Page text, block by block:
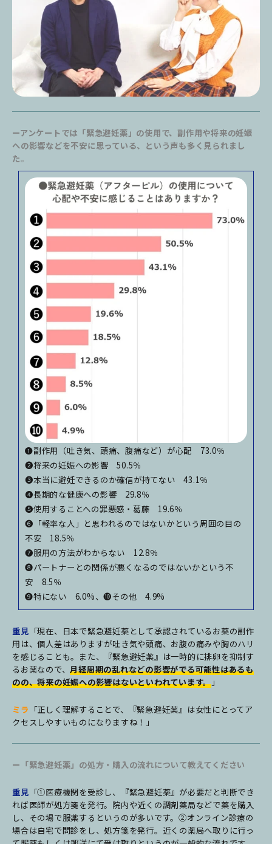
ーアンケートでは「緊急避妊薬」の使用で、副作用や将来の妊娠
への影響などを不安に思っている、という声も多く見られまし
た。
❶副作用（吐き気、頭痛、腹痛など）が心配 73.0％
❷将来の妊娠への影響 50.5％
❸本当に避妊できるのか確信が持てない 43.1％
❹長期的な健康への影響 29.8％
❺使用することへの罪悪感・葛藤 19.6％
❻「軽率な人」と思われるのではないかという周囲の目の
不安 18.5％
❼服用の方法がわからない 12.8％
❽パートナーとの関係が悪くなるのではないかという不
安 8.5％
❾特にない 6.0%、❿その他 4.9%
重見 「現在、日本で緊急避妊薬として承認されているお薬の副作
用は、個人差はありますが吐き気や頭痛、お腹の痛みや胸のハリ
を感じることも。また、『緊急避妊薬』は一時的に排卵を抑制す
るお薬なので、月経周期の乱れなどの影響がでる可能性はあるも
のの、将来の妊娠への影響はないといわれています。 」
ミラ 「正しく理解することで、『緊急避妊薬』は女性にとってア
クセスしやすいものになりますね！」
ー「緊急避妊薬」の処方・購入の流れについて教えてください
重見 「①医療機関を受診し、『緊急避妊薬』が必要だと判断でき
れば医師が処方箋を発行。院内や近くの調剤薬局などで薬を購入
し、その場で服薬するというのが多いです。②オンライン診療の
場合は自宅で問診をし、処方箋を発行。近くの薬局へ取りに行っ